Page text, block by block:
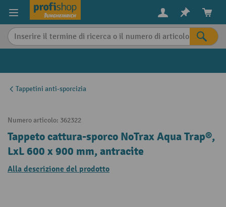
content
Tappetini anti-sporcizia
Numero articolo: 362322
Tappeto cattura-sporco NoTrax Aqua Trap®,
LxL 600 x 900 mm, antracite
Alla descrizione del prodotto